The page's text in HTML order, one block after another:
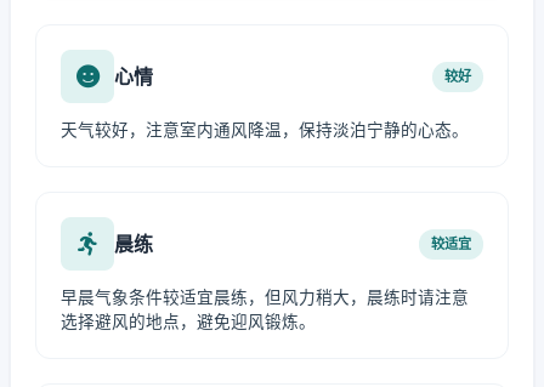
心情 较好
天气较好，注意室内通风降温，保持淡泊宁静的心态。
晨练 较适宜
早晨气象条件较适宜晨练，但风力稍大，晨练时请注意
选择避风的地点，避免迎风锻炼。